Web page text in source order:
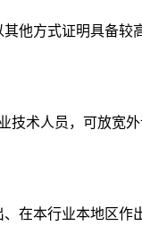
他方式证明具备较
术人员，可放宽外
在本行业本地区作